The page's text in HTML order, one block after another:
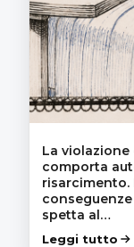
La
comporta
risarcimento.
spetta al…
Leggi tutto